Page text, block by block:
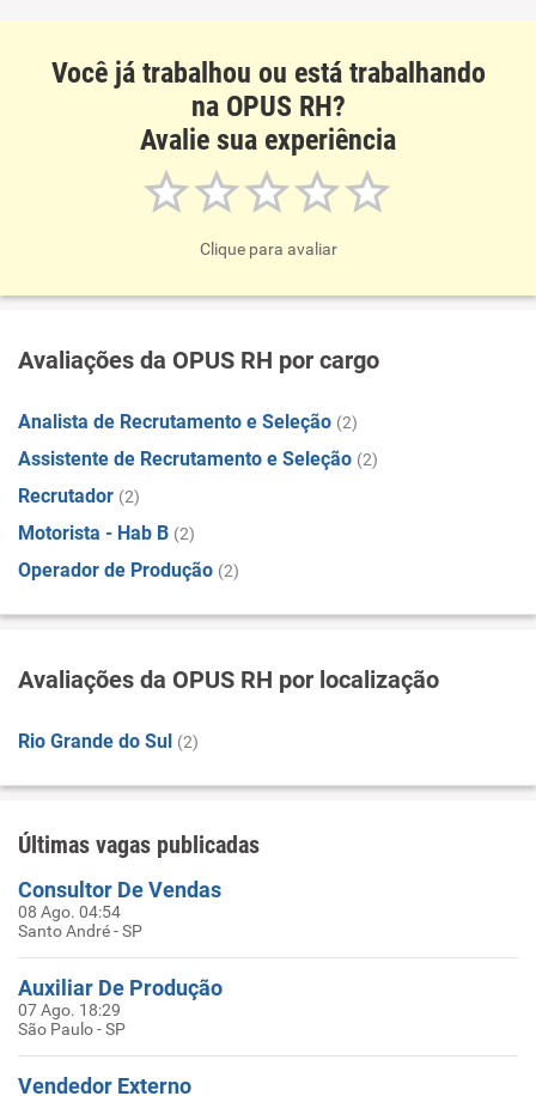
Benefícios
Você já trabalhou ou está trabalhando
na OPUS RH?
Avalie sua experiência
Clique para avaliar
Avaliações da OPUS RH por cargo
Analista de Recrutamento e Seleção (2)
Assistente de Recrutamento e Seleção (2)
Recrutador (2)
Motorista - Hab B (2)
Operador de Produção (2)
Avaliações da OPUS RH por localização
Rio Grande do Sul (2)
Últimas vagas publicadas
Consultor De Vendas
08 Ago. 04:54
Santo André - SP
Auxiliar De Produção
07 Ago. 18:29
São Paulo - SP
Vendedor Externo